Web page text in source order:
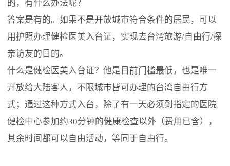
的，有什么办法呢？
答案是有的。如果不是开放城市符合条件的居民，可以
用护照办理健检医美入台证，实现去台湾旅游/自由行/探
亲访友的目的。
什么是健检医美入台证？他是目前门槛最低，也是唯一
开放给大陆客人，不限城市皆可办理的台湾自由行方
式；通过这种方式入台，除了有一天必须到指定的医院
健检中心参加约30分钟的健康检查以外（费用已含），
其余时间都可以自由活动，等同于自由行。